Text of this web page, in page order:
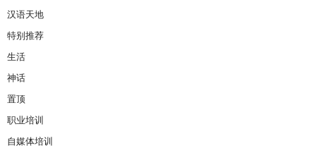
汉语天地
特别推荐
生活
神话
置顶
职业培训
自媒体培训